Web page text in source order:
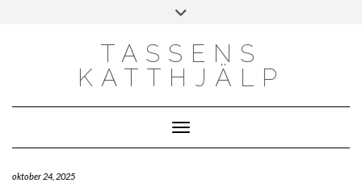
Toggle
TASSENS
KATTHJÄLP
Toggle Navigation
oktober 24, 2025